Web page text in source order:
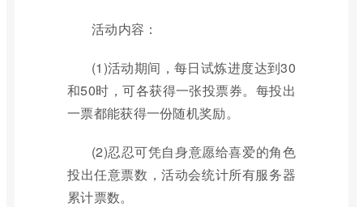
活动内容：
(1)活动期间，每日试炼进度达到30
和50时，可各获得一张投票券。每投出
一票都能获得一份随机奖励。
(2)忍忍可凭自身意愿给喜爱的角色
投出任意票数，活动会统计所有服务器
累计票数。